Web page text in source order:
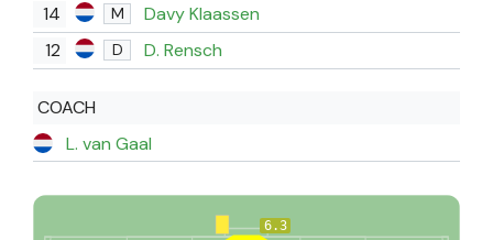
14
M
Davy Klaassen
12
D D. Rensch
COACH
L. van Gaal
6.3